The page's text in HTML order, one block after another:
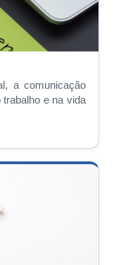
a comunicação
e na vida